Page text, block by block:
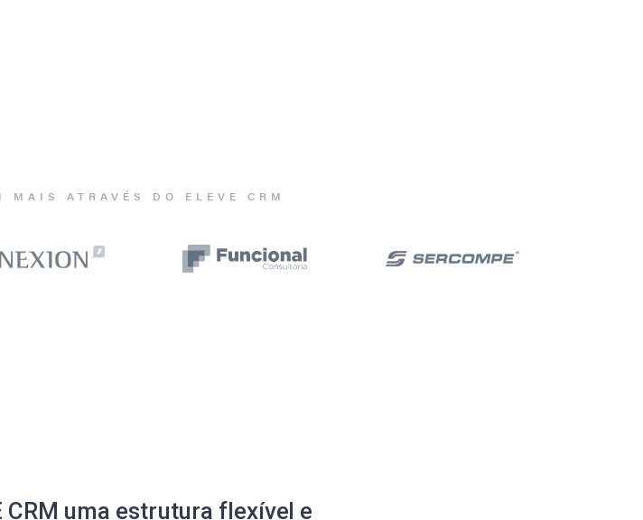
MAIS ATRAVÉS DO ELEVE CRM
CRM uma estrutura flexível e